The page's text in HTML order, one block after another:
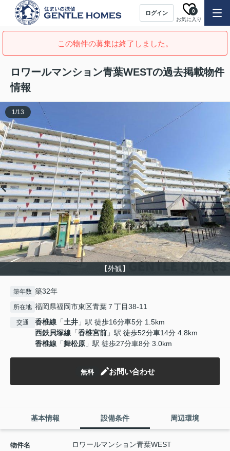
ログイン
お気に入り
0
この物件の募集は終了しました。
ロワールマンション青葉WESTの過去掲載物件
情報
【外観】
1/13
築年数 築32年
所在地 福岡県福岡市東区青葉７丁目38-11
交通 香椎線 「土井 」駅 徒歩16分車5分 1.5km
西鉄貝塚線 「香椎宮前 」駅 徒歩52分車14分 4.8km
香椎線 「舞松原 」駅 徒歩27分車8分 3.0km
無料 お問い合わせ
基本情報 設備条件 周辺環境
物件名 ロワールマンション青葉WEST